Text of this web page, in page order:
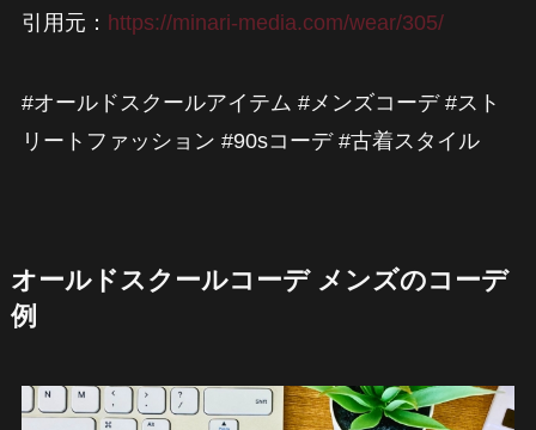
引用元： https://minari-media.com/wear/305/
#オールドスクールアイテム #メンズコーデ #スト
リートファッション #90sコーデ #古着スタイル
オールドスクールコーデ メンズのコーデ
例